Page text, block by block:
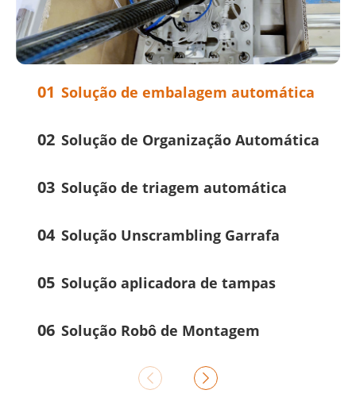
01 Solução de embalagem automática
02 Solução de Organização Automática
03 Solução de triagem automática
04 Solução Unscrambling Garrafa
05 Solução aplicadora de tampas
06 Solução Robô de Montagem
 